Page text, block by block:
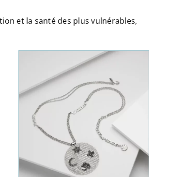
et la santé des plus vulnérables,